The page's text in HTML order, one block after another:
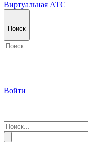
Виртуальная АТС
Поиск
Войти